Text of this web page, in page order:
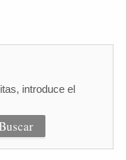
introduce el